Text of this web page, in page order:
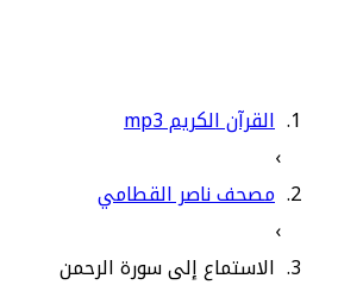
القرآن الكريم mp3
›
مصحف ناصر القطامي
›
الاستماع إلى سورة الرحمن